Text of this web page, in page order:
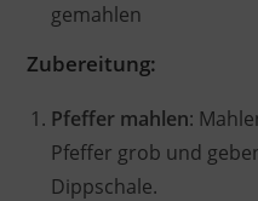
gemahlen
Zubereitung:
Pfeffer mahlen:
Pfeffer grob und
Dippschale.